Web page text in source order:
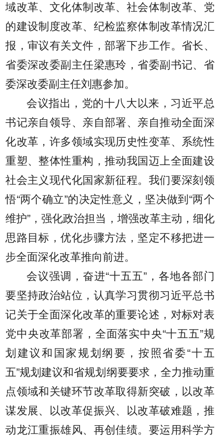
域改革、文化体制改革、社会体制改革、党
的建设制度改革、纪检监察体制改革情况汇
报，审议有关文件，部署下步工作。省长、
省委深改委副主任梁惠玲，省委副书记、省
委深改委副主任刘惠参加。
会议指出，党的十八大以来，习近平总
书记亲自领导、亲自部署、亲自推动全面深
化改革，许多领域实现历史性变革、系统性
重塑、整体性重构，推动我国迈上全面建设
社会主义现代化国家新征程。我们要深刻领
悟“两个确立”的决定性意义，坚决做到“两个
维护”，强化政治担当，增强改革主动，细化
思路目标，优化步骤方法，坚定不移把进一
步全面深化改革推向前进。
会议强调，奋进“十五五”，各地各部门
要坚持政治站位，认真学习贯彻习近平总书
记关于全面深化改革的重要论述，对标对表
党中央改革部署，全面落实中央“十五五”规
划建议和国家规划纲要，按照省委“十五
五”规划建议和省规划纲要要求，全力推动重
点领域和关键环节改革取得新突破，以改革
谋发展、以改革促振兴、以改革破难题，推
动龙江重振雄风、再创佳绩。要运用科学方